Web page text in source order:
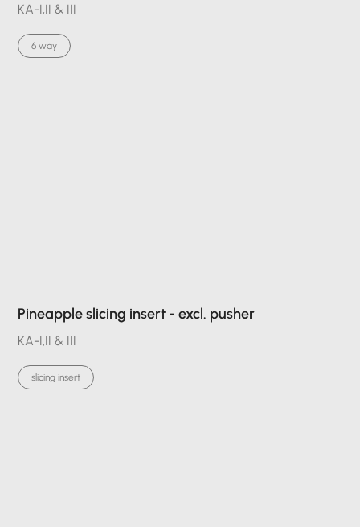
KA-I,II & III
6 way
Pineapple slicing insert - excl. pusher
KA-I,II & III
slicing insert